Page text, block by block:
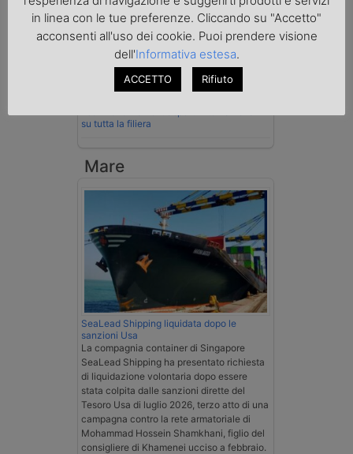
Cassazione conferma validità multe per
velocità col cronotachigrafo
La Cassazione conferma la qualifica di
spedizioniere-vettore
su tutta la filiera
Mare
SeaLead Shipping liquidata dopo le
sanzioni Usa
La compagnia container di Singapore
SeaLead Shipping ha presentato richiesta
di liquidazione volontaria dopo essere
stata colpita dalle sanzioni dirette del
Tesoro Usa di luglio 2026, terzo atto di una
campagna contro la rete armatoriale di
Mohammad Hossein Shamkhani, figlio del
consigliere di Khamenei ucciso a febbraio.
in linea con le tue preferenze. Cliccando su "Accetto"
acconsenti all'uso dei cookie. Puoi prendere visione
dell'Informativa estesa.
ACCETTO Rifiuto